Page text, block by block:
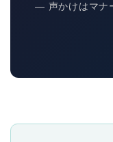
― 声かけはマナ